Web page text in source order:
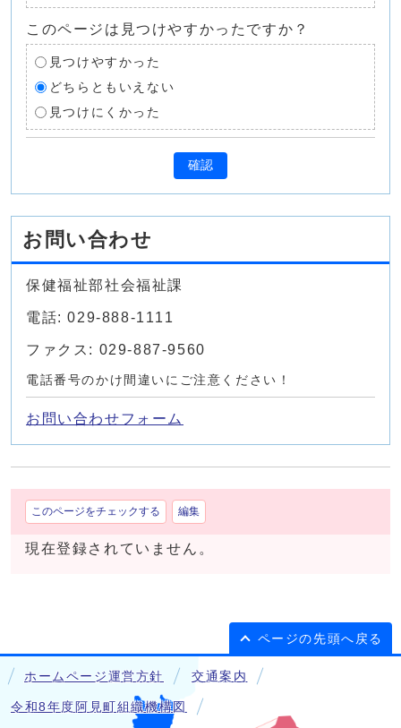
このページは見つけやすかったですか？
見つけやすかった
どちらともいえない
見つけにくかった
確認
お問い合わせ
保健福祉部社会福祉課
電話: 029-888-1111
ファクス: 029-887-9560
電話番号のかけ間違いにご注意ください！
お問い合わせフォーム
このページをチェックする 編集
現在登録されていません。
ページの先頭へ戻る
ホームページ運営方針 交通案内
令和8年度阿見町組織機構図